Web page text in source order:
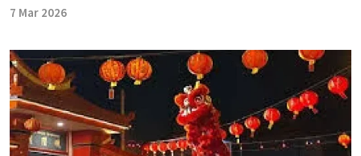
7 Mar 2026